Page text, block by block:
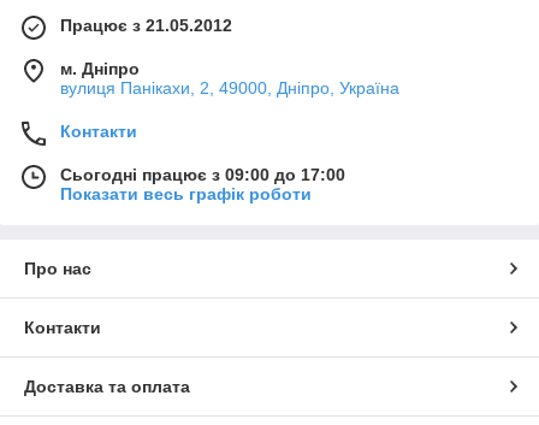
Працює з 21.05.2012
м. Дніпро
вулиця Панікахи, 2, 49000, Дніпро, Україна
Контакти
Сьогодні працює з 09:00 до 17:00
Показати весь графік роботи
Про нас
Контакти
Доставка та оплата